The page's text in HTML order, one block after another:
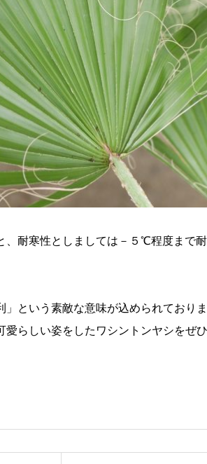
、耐寒性としましては－５℃程度まで
という素敵な意味が込められておりま
らしい姿をしたワシントンヤシをぜ